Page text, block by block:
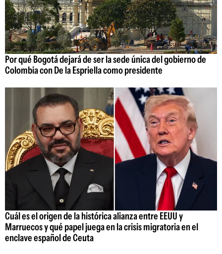
Por qué Bogotá dejará de ser la sede única del gobierno de
Colombia con De la Espriella como presidente
Cuál es el origen de la histórica alianza entre EEUU y
Marruecos y qué papel juega en la crisis migratoria en el
enclave español de Ceuta